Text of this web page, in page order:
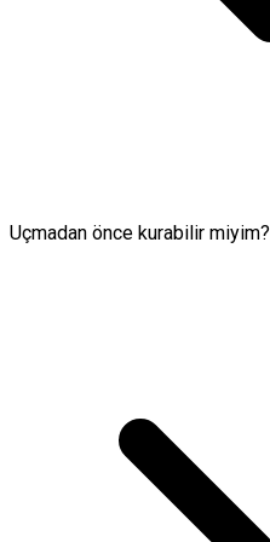
Uçmadan önce kurabilir miyim?